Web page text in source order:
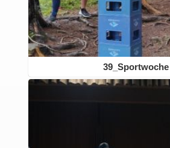
39_Sportwoche